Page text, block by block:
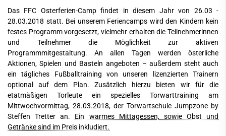
Das FFC Osterferien-Camp findet in diesem Jahr von 26.03 -
28.03.2018 statt. Bei unserem Feriencamps wird den Kindern kein
festes Programm vorgesetzt, vielmehr erhalten die Teilnehmerinnen
und Teilnehmer die Möglichkeit zur aktiven
Programmmitgestaltung. An allen Tagen werden österliche
Aktionen, Spielen und Basteln angeboten – außerdem steht auch
ein tägliches Fußballtraining von unseren lizenzierten Trainern
optional auf dem Plan. Zusätzlich hierzu bieten wir für die
etatmäßigen Torleute ein spezielles Torwarttraining am
Mittwochvormittag, 28.03.2018, der Torwartschule Jumpzone by
Steffen Tretter an. Ein warmes Mittagessen, sowie Obst und
Getränke sind im Preis inkludiert.